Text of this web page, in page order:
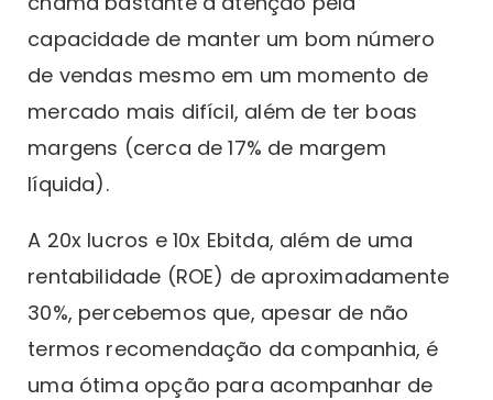
capacidade de manter um bom número
de vendas mesmo em um momento de
mercado mais difícil, além de ter boas
margens (cerca de 17% de margem
líquida).
A 20x lucros e 10x Ebitda, além de uma
rentabilidade (ROE) de aproximadamente
30%, percebemos que, apesar de não
termos recomendação da companhia, é
uma ótima opção para acompanhar de